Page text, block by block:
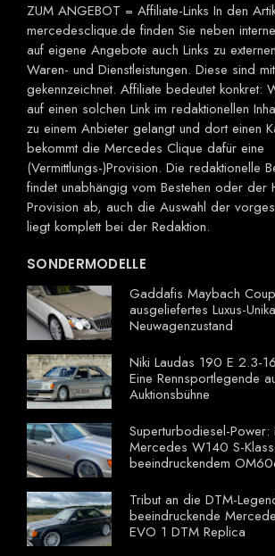
ZUM ANGEBOT = Affiliate-Links In den
mercedesclique.de finden Sie neben
auf eigene Angebote auch Links zu
Waren- und Dienstleistungen. Diese sind
gekennzeichnet. Affiliate bedeutet konkret:
auf einen solchen Link im redaktionellen
zu einem Anbieter gelangt und dort einen
bekommt die Mercedes Clique dafür eine
(Vermittlungs-)Provision. Die redaktionelle
findet unabhängig vom Bestehen oder der
Provision ab, auch die Auswahl der
liegt komplett bei der Redaktion.
SONDERMODELLE
Gaddafis Maybach
ausgeliefertes Luxus-
Neuwagenzustand
Niki Laudas 190 E 2.3-
Eine Rennsportlegende
Auktionsbühne
Superturbodiesel-Power:
Mercedes W140 S-
beeindruckendem
Tribut an die DTM-
beeindruckende
EVO 1 DTM Replica